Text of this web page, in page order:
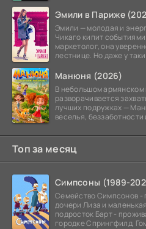
Эмили в Париже
Эмили — молодая и
Чикаго кипит
маркетолог, она
лестнице. Но даже у
Манюня (2026)
В небольшом армянском
разворачивается
лучших подружках —
веселья,
Топ за месяц
Симпсоны (1989-
Семейство Симпсонов
дочери Лиза и
подросток Барт -
городке Спрингфилд.